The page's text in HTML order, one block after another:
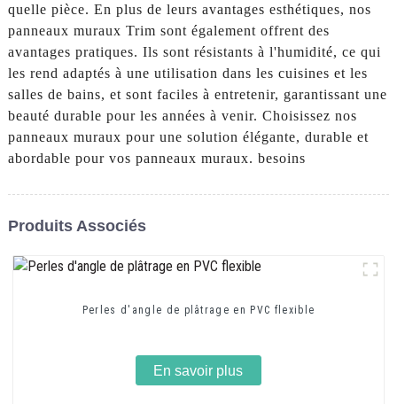
quelle pièce. En plus de leurs avantages esthétiques, nos
panneaux muraux Trim sont également offrent des
avantages pratiques. Ils sont résistants à l'humidité, ce qui
les rend adaptés à une utilisation dans les cuisines et les
salles de bains, et sont faciles à entretenir, garantissant une
beauté durable pour les années à venir. Choisissez nos
panneaux muraux pour une solution élégante, durable et
abordable pour vos panneaux muraux. besoins
Produits Associés
Perles d'angle de plâtrage en PVC flexible
En savoir plus